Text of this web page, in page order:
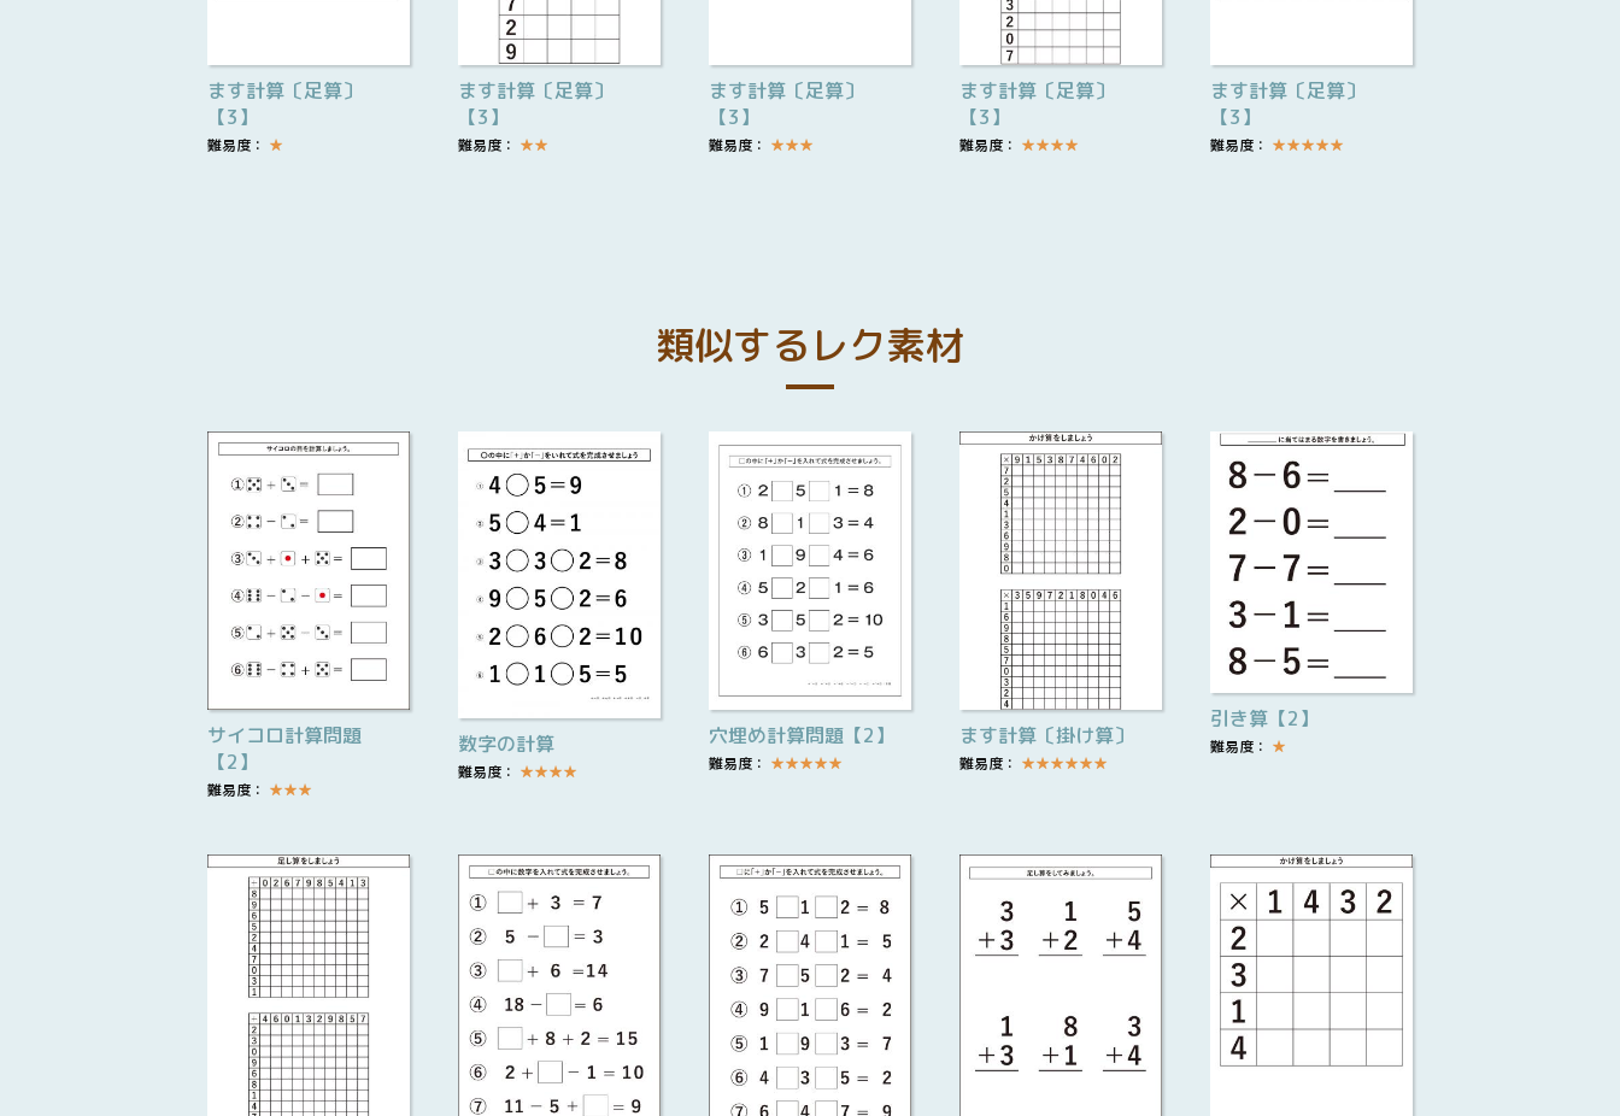
ます計算〔足算〕
【3】
難易度： ★
ます計算〔足算〕
【3】
難易度： ★★
ます計算〔足算〕
【3】
難易度： ★★★
ます計算〔足算〕
【3】
難易度： ★★★★
ます計算〔足算〕
【3】
難易度： ★★★★★
類似するレク素材
サイコロ計算問題
【2】
難易度： ★★★
数字の計算
難易度： ★★★★
穴埋め計算問題【2】
難易度： ★★★★★
ます計算〔掛け算〕
難易度： ★★★★★★
引き算【2】
難易度： ★